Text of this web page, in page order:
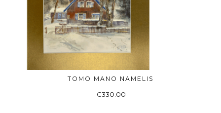
Į KREPŠELĮ
TOMO MANO NAMELIS
€330.00